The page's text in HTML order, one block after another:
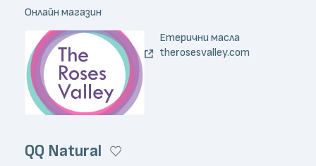
Онлайн магазин
Етерични масла
therosesvalley.com
QQ Natural